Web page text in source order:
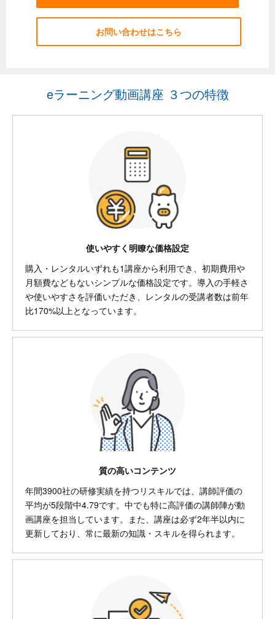
お問い合わせはこちら
eラーニング動画講座 ３つの特徴
使いやすく明瞭な価格設定
購入・レンタルいずれも1講座から利用でき、初期費用や
月額費などもないシンプルな価格設定です。導入の手軽さ
や使いやすさを評価いただき、レンタルの受講者数は前年
比170%以上となっています。
質の高いコンテンツ
年間3900社の研修実績を持つリスキルでは、講師評価の
平均が5段階中4.79です。中でも特に高評価の講師陣が動
画講座を担当しています。また、講座は必ず2年半以内に
更新しており、常に最新の知識・スキルを得られます。